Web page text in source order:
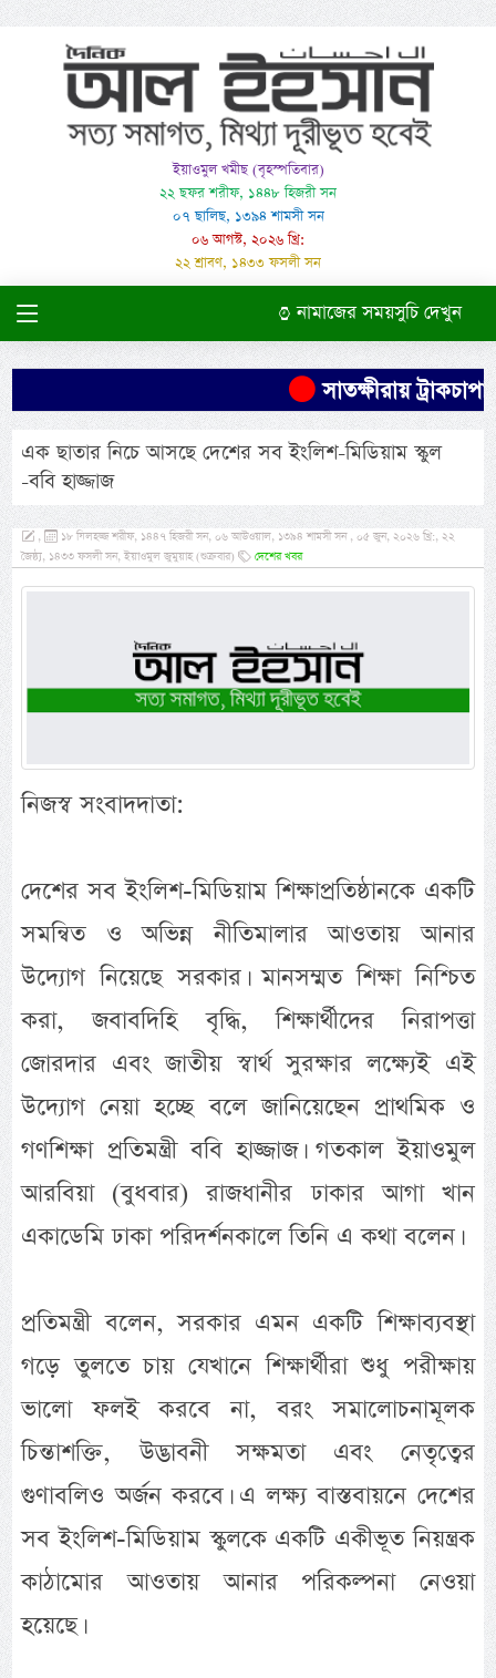
ইয়াওমুল খমীছ (বৃহস্পতিবার)
২২ ছফর শরীফ, ১৪৪৮ হিজরী সন
০৭ ছালিছ, ১৩৯৪ শামসী সন
০৬ আগস্ট, ২০২৬ খ্রি:
২২ শ্রাবণ, ১৪৩৩ ফসলী সন
নামাজের সময়সুচি দেখুন
সাতক্ষীরায়
এক ছাতার নিচে আসছে দেশের সব ইংলিশ-মিডিয়াম স্কুল
-ববি হাজ্জাজ
,
১৮ যিলহজ্জ শরীফ, ১৪৪৭ হিজরী সন, ০৬ আউওয়াল, ১৩৯৪ শামসী সন , ০৫ জুন, ২০২৬ খ্রি:, ২২
জৈষ্ঠ্য, ১৪৩৩ ফসলী সন, ইয়াওমুল জুমুয়াহ (শুক্রবার)
দেশের খবর
নিজস্ব সংবাদদাতা:
দেশের সব ইংলিশ-মিডিয়াম শিক্ষাপ্রতিষ্ঠানকে একটি
সমন্বিত ও অভিন্ন নীতিমালার আওতায় আনার
উদ্যোগ নিয়েছে সরকার। মানসম্মত শিক্ষা নিশ্চিত
করা, জবাবদিহি বৃদ্ধি, শিক্ষার্থীদের নিরাপত্তা
জোরদার এবং জাতীয় স্বার্থ সুরক্ষার লক্ষ্যেই এই
উদ্যোগ নেয়া হচ্ছে বলে জানিয়েছেন প্রাথমিক ও
গণশিক্ষা প্রতিমন্ত্রী ববি হাজ্জাজ। গতকাল ইয়াওমুল
আরবিয়া (বুধবার) রাজধানীর ঢাকার আগা খান
একাডেমি ঢাকা পরিদর্শনকালে তিনি এ কথা বলেন।
প্রতিমন্ত্রী বলেন, সরকার এমন একটি শিক্ষাব্যবস্থা
গড়ে তুলতে চায় যেখানে শিক্ষার্থীরা শুধু পরীক্ষায়
ভালো ফলই করবে না, বরং সমালোচনামূলক
চিন্তাশক্তি, উদ্ভাবনী সক্ষমতা এবং নেতৃত্বের
গুণাবলিও অর্জন করবে। এ লক্ষ্য বাস্তবায়নে দেশের
সব ইংলিশ-মিডিয়াম স্কুলকে একটি একীভূত নিয়ন্ত্রক
কাঠামোর আওতায় আনার পরিকল্পনা নেওয়া
হয়েছে।